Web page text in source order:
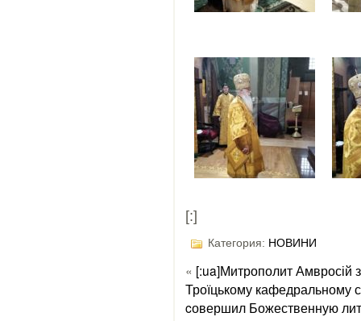
[:]
Категория: НОВИНИ
« [:ua]Митрополит Амвросій
Троїцькому кафедральному
cовершил Божественную